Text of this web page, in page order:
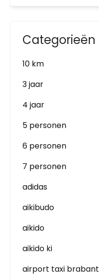
Categorieën
10 km
3 jaar
4 jaar
5 personen
6 personen
7 personen
adidas
aikibudo
aikido
aikido ki
airport taxi brabant